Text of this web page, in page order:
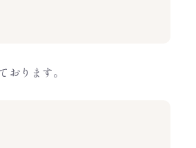
ります。